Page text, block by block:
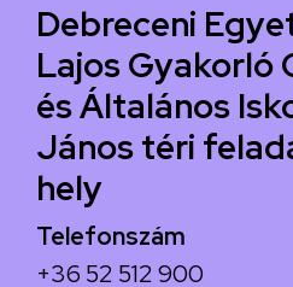
Debreceni
Lajos Gyakorló
és Általános
János téri
hely
Telefonszám
+36 52 512 900